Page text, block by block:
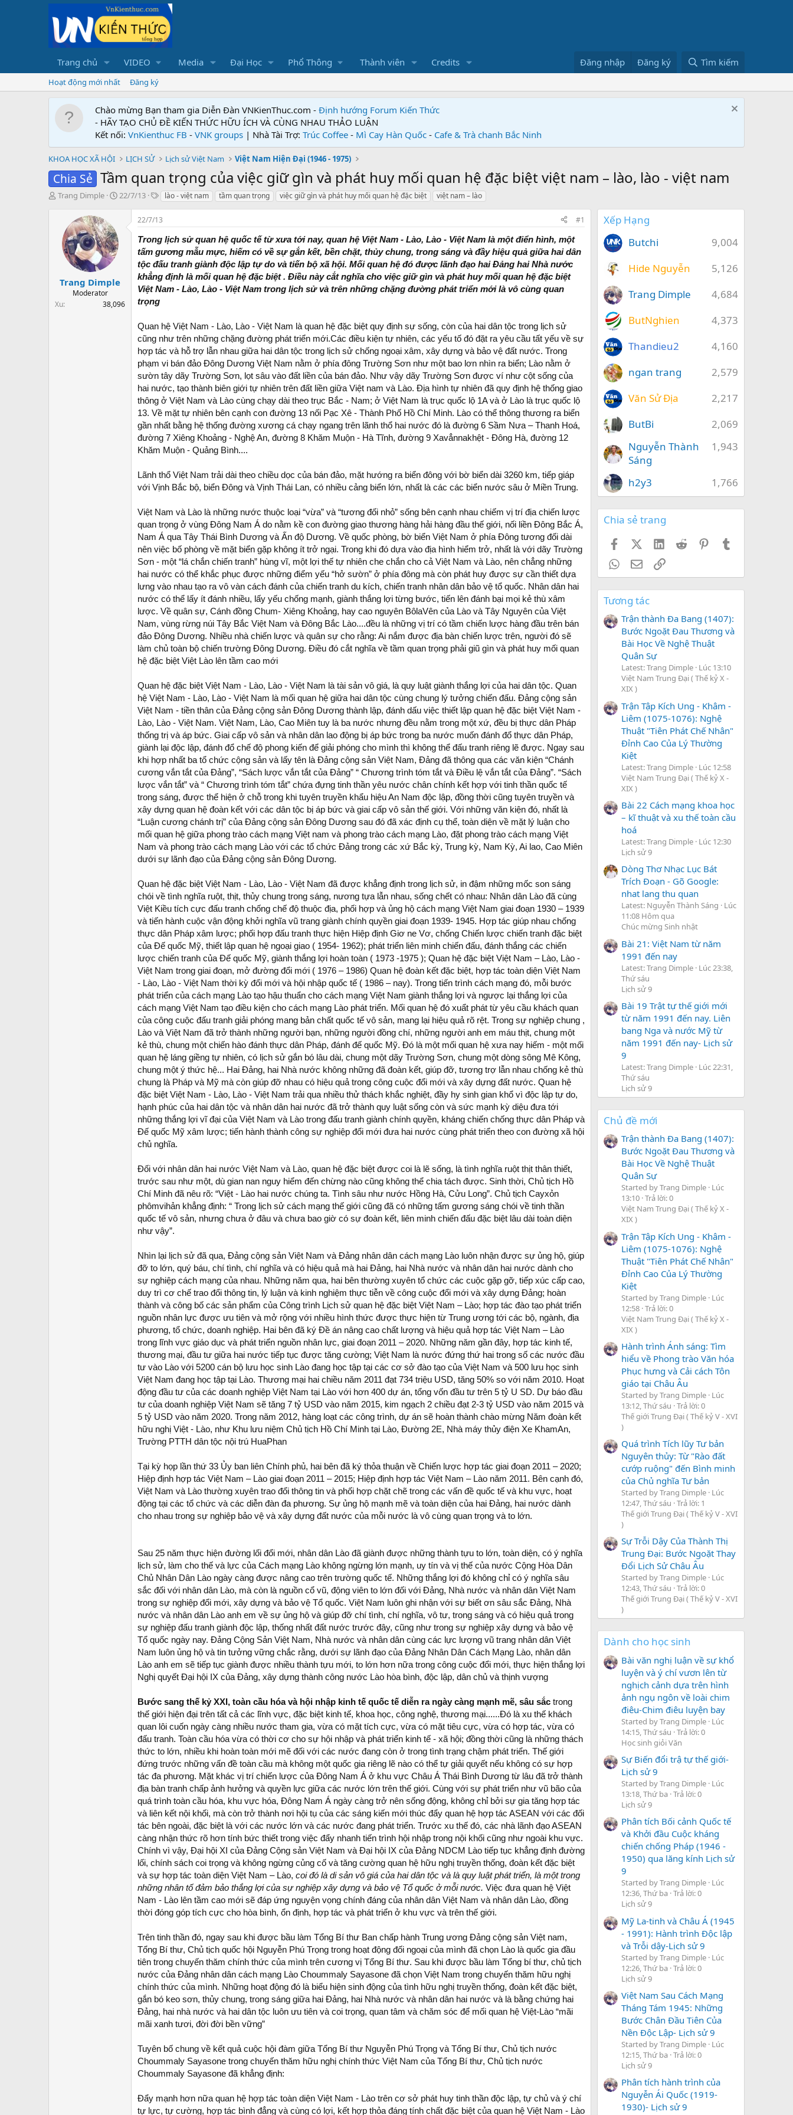
Trang chủ VIDEO Media Đại Học Phổ Thông Thành viên Credits Đăng nhập Đăng ký Tìm kiếm
Hoạt động mới nhất Đăng ký
Chào mừng Bạn tham gia Diễn Đàn VNKienThuc.com - Định hướng Forum Kiến Thức
- HÃY TẠO CHỦ ĐỀ KIẾN THỨC HỮU ÍCH VÀ CÙNG NHAU THẢO LUẬN
Kết nối: VnKienthuc FB - VNK groups | Nhà Tài Trợ: Trúc Coffee - Mì Cay Hàn Quốc - Cafe & Trà chanh Bắc Ninh
KHOA HỌC XÃ HỘI LỊCH SỬ Lịch sử Việt Nam Việt Nam Hiện Đại (1946 - 1975)
Chia Sẻ Tầm quan trọng của việc giữ gìn và phát huy mối quan hệ đặc biệt việt nam – lào, lào - việt nam
T
a
t
Trang Dimple
N
22/7/13
T
k
h
ó
a
lào - việt nam tầm quan trọng việc giữ gìn và phát huy mối quan hệ đặc biệt việt nam – lào
Trang Dimple
Moderator
Xu
38,096
22/7/13
#1
Trong lịch sử quan hệ quốc tế từ xưa tới nay, quan hệ Việt Nam - Lào, Lào - Việt Nam là một điển hình, một
tấm gương mẫu mực, hiếm có về sự gắn kết, bền chặt, thủy chung, trong sáng và đầy hiệu quả giữa hai dân
tộc đấu tranh giành độc lập tự do và tiến bộ xã hội. Mối quan hệ đó được lãnh đạo hai Đảng hai Nhà nước
khẳng định là mối quan hệ đặc biệt . Điều này cắt nghĩa cho việc giữ gìn và phát huy mối quan hệ đặc biệt
Việt Nam - Lào, Lào - Việt Nam trong lịch sử và trên những chặng đường phát triển mới là vô cùng quan
trọng
Quan hệ Việt Nam - Lào, Lào - Việt Nam là quan hệ đặc biệt quy định sự sống, còn của hai dân tộc trong lịch sử
cũng như trên những chặng đường phát triển mới.Các điều kiện tự nhiên, các yếu tố đó đặt ra yêu cầu tất yếu về sự
hợp tác và hỗ trợ lẫn nhau giữa hai dân tộc trong lịch sử chống ngoại xâm, xây dựng và bảo vệ đất nước. Trong
phạm vi bán đảo Đông Dương Việt Nam nằm ở phía đông Trường Sơn như một bao lơn nhìn ra biển; Lào nằm ở
sườn tây dãy Trường Sơn, lọt sâu vào đất liền của bán đảo. Như vậy dãy Trường Sơn được ví như cột sống của
hai nước, tạo thành biên giới tự nhiên trên đất liền giữa Việt nam và Lào. Địa hình tự nhiên đã quy định hệ thống giao
thông ở Việt Nam và Lào cùng chạy dài theo trục Bắc - Nam; ở Việt Nam là trục quốc lộ 1A và ở Lào là trục quốc lộ
13. Về mặt tự nhiên bên cạnh con đường 13 nối Pạc Xê - Thành Phố Hồ Chí Minh. Lào có thể thông thương ra biển
gần nhất bằng hệ thống đường xương cá chạy ngang trên lãnh thổ hai nước đó là đường 6 Sầm Nưa – Thanh Hoá,
đường 7 Xiêng Khoảng - Nghệ An, đường 8 Khăm Muộn - Hà Tĩnh, đường 9 Xavẳnnakhệt - Đông Hà, đường 12
Khăm Muộn - Quảng Bình....
Lãnh thổ Việt Nam trải dài theo chiều dọc của bán đảo, mặt hướng ra biển đông với bờ biển dài 3260 km, tiếp giáp
với Vịnh Bắc bộ, biển Đông và Vịnh Thái Lan, có nhiều cảng biển lớn, nhất là các các biển nước sâu ở Miền Trung.
Việt Nam và Lào là những nước thuộc loại “vừa” và “tương đối nhỏ” sống bên cạnh nhau chiếm vị trí địa chiến lược
quan trọng ở vùng Đông Nam Á do nằm kề con đường giao thương hàng hải hàng đầu thế giới, nối liền Đông Bắc Á,
Nam Á qua Tây Thái Bình Dương và Ấn độ Dương. Về quốc phòng, bờ biển Việt Nam ở phía Đông tương đối dài
nên việc bố phòng về mặt biển gặp không ít trở ngại. Trong khi đó dựa vào địa hình hiểm trở, nhất là với dãy Trường
Sơn - một “lá chắn chiến tranh” hùng vĩ, một lợi thế tự nhiên che chắn cho cả Việt Nam và Lào, nên chẳng những
hai nước có thể khắc phục được những điểm yếu “hở sườn” ở phía đông mà còn phát huy được sự cần thiết dựa
lưng vào nhau tạo ra vô vàn cách đánh của chiến tranh du kích, chiến tranh nhân dân bảo vệ tổ quốc. Nhân dân hai
nước có thể lấy ít đánh nhiều, lấy yếu chống mạnh, giành thắng lợi từng bước, tiến lên đánh bại mọi kẻ thù xâm
lược. Về quân sự, Cánh đồng Chum- Xiêng Khoảng, hay cao nguyên BôlaVên của Lào và Tây Nguyên của Việt
Nam, vùng rừng núi Tây Bắc Việt Nam và Đông Bắc Lào....đều là những vị trí có tầm chiến lược hàng đầu trên bán
đảo Đông Dương. Nhiều nhà chiến lược và quân sự cho rằng: Ai nắm được địa bàn chiến lược trên, người đó sẽ
làm chủ toàn bộ chiến trường Đông Dương. Điều đó cắt nghĩa về tầm quan trọng phải giũ gìn và phát huy mối quan
hệ đặc biệt Việt Lào lên tầm cao mới
Quan hệ đặc biệt Việt Nam - Lào, Lào - Việt Nam là tài sản vô giá, là quy luật giành thắng lợi của hai dân tộc. Quan
hệ Việt Nam - Lào, Lào - Việt Nam là mối quan hệ giữa hai dân tộc cùng chung lý tưởng chiến đấu. Đảng cộng sản
Việt Nam - tiền thân của Đảng cộng sản Đông Dương thành lập, đánh dấu việc thiết lập quan hệ đặc biệt Việt Nam -
Lào, Lào - Việt Nam. Việt Nam, Lào, Cao Miên tuy là ba nước nhưng đều nằm trong một xứ, đều bị thực dân Pháp
thống trị và áp bức. Giai cấp vô sản và nhân dân lao động bị áp bức trong ba nước muốn đánh đổ thực dân Pháp,
giành lại độc lập, đánh đổ chế độ phong kiến để giải phóng cho mình thì không thể đấu tranh riêng lẽ được. Ngay sau
khi hợp nhất ba tổ chức cộng sản và lấy tên là Đảng cộng sản Việt Nam, Đảng đã thông qua các văn kiện “Chánh
cương vắn tắt của Đảng”, “Sách lược vắn tắt của Đảng” “ Chương trình tóm tắt và Điều lệ vắn tắt của Đảng”. “Sách
lược vắn tắt” và “ Chương trình tóm tắt” chứa đựng tinh thần yêu nước chân chính kết hợp với tinh thần quốc tế
trong sáng, được thể hiện ở chỗ trong khi tuyên truyền khẩu hiệu An Nam độc lập, đồng thời cũng tuyên truyền và
xây dựng quan hệ đoàn kết với các dân tộc bị áp bức và giai cấp vô sản thế giới. Với những văn kiện đó, nhất là
“Luận cương chánh trị” của Đảng cộng sản Đông Dương sau đó đã xác định cụ thể, toàn diện về mặt lý luận cho
mối quan hệ giữa phong trào cách mạng Việt nam và phong trào cách mạng Lào, đặt phong trào cách mạng Việt
Nam và phong trào cách mạng Lào với các tổ chức Đảng trong các xứ Bắc kỳ, Trung kỳ, Nam Kỳ, Ai lao, Cao Miên
dưới sự lãnh đạo của Đảng cộng sản Đông Dương.
Quan hệ đặc biệt Việt Nam - Lào, Lào - Việt Nam đã được khẳng định trong lịch sử, in đậm những mốc son sáng
chói về tình nghĩa ruột, thịt, thủy chung trong sáng, nương tựa lẫn nhau, sống chết có nhau: Nhân dân Lào đã cùng
Việt Kiều tích cực đấu tranh chống chế độ thuộc địa, phối hợp và ủng hộ cách mạng Việt Nam giai đoạn 1930 – 1939
và tiến hành cuộc vận động khởi nghĩa vũ trang giành chính quyền giai đoạn 1939- 1945. Hợp tác giúp nhau chống
thực dân Pháp xâm lược; phối hợp đấu tranh thực hiện Hiệp định Giơ ne Vơ, chống Chiến lược chiến tranh đặc biệt
của Đế quốc Mỹ, thiết lập quan hệ ngoại giao ( 1954- 1962); phát triển liên minh chiến đấu, đánh thắng các chiến
lược chiến tranh của Đế quốc Mỹ, giành thắng lợi hoàn toàn ( 1973 -1975 ); Quan hệ đặc biệt Việt Nam – Lào, Lào -
Việt Nam trong giai đoạn, mở đường đổi mới ( 1976 – 1986) Quan hệ đoàn kết đặc biệt, hợp tác toàn diện Việt Nam
- Lào, Lào - Việt Nam thời kỳ đổi mới và hội nhập quốc tế ( 1986 – nay). Trong tiến trình cách mạng đó, mỗi bước
phát triển của cách mạng Lào tạo hậu thuẩn cho cách mạng Việt Nam giành thắng lợi và ngược lại thắng lợi của
cách mạng Việt Nam tạo điều kiện cho cách mạng Lào phát triển. Mối quan hệ đó xuẩt phát từ yêu cầu khách quan
của công cuộc đấu tranh giải phóng mang bản chất quốc tế vô sản, mang lại hiệu quả rõ rệt. Trong sự nghiệp chung ,
Lào và Việt Nam đã trở thành những người bạn, những người đồng chí, những người anh em máu thịt, chung một
kẻ thù, chung một chiến hào đánh thực dân Pháp, đánh đế quốc Mỹ. Đó là một mối quan hệ xưa nay hiếm - một mối
quan hệ láng giềng tự nhiên, có lịch sử gắn bó lâu dài, chung một dãy Trường Sơn, chung một dòng sông Mê Kông,
chung một ý thức hệ... Hai Đảng, hai Nhà nước không những đã đoàn kết, giúp đỡ, tương trợ lẫn nhau chống kẻ thù
chung là Pháp và Mỹ mà còn giúp đỡ nhau có hiệu quả trong công cuộc đổi mới và xây dựng đất nước. Quan hệ
đặc biệt Việt Nam - Lào, Lào - Việt Nam trải qua nhiều thử thách khắc nghiệt, đầy hy sinh gian khổ vì độc lập tự do,
hạnh phúc của hai dân tộc và nhân dân hai nước đã trở thành quy luật sống còn và sức mạnh kỳ diệu đưa tới
những thắng lợi vĩ đại của Việt Nam và Lào trong đấu tranh giành chính quyền, kháng chiến chống thực dân Pháp và
Đế quốc Mỹ xâm lược; tiến hành thành công sự nghiệp đổi mới đưa hai nước cùng phát triển theo con đường xã hội
chủ nghĩa.
Đối với nhân dân hai nước Việt Nam và Lào, quan hệ đặc biệt được coi là lẽ sống, là tình nghĩa ruột thịt thân thiết,
trước sau như một, dù gian nan nguy hiểm đến chừng nào cũng không thể chia tách được. Sinh thời, Chủ tịch Hồ
Chí Minh đã nêu rõ: “Việt - Lào hai nước chúng ta. Tình sâu như nước Hồng Hà, Cửu Long”. Chủ tịch Cayxỏn
phômvihản khẳng định: “ Trong lịch sử cách mạng thế giới cũng đã có những tấm gương sáng chói về tinh thần
quốc tế vô sản, nhưng chưa ở đâu và chưa bao giờ có sự đoàn kết, liên minh chiến đấu đặc biệt lâu dài toàn diện
như vậy”.
Nhìn lại lịch sử đã qua, Đảng cộng sản Việt Nam và Đảng nhân dân cách mạng Lào luôn nhận được sự ủng hộ, giúp
đỡ to lớn, quý báu, chí tình, chí nghĩa và có hiệu quả mà hai Đảng, hai Nhà nước và nhân dân hai nước dành cho
sự nghiệp cách mạng của nhau. Những năm qua, hai bên thường xuyên tổ chức các cuộc gặp gỡ, tiếp xúc cấp cao,
duy trì cơ chế trao đổi thông tin, lý luận và kinh nghiệm thực tiễn về công cuộc đổi mới và xây dựng Đảng; hoàn
thành và công bố các sản phẩm của Công trình Lịch sử quan hệ đặc biệt Việt Nam – Lào; hợp tác đào tạo phát triển
nguồn nhân lực được ưu tiên và mở rộng với nhiều hình thức được thực hiện từ Trung ương tới các bộ, ngành, địa
phương, tổ chức, doanh nghiệp. Hai bên đã ký Đề án nâng cao chất lượng và hiệu quả hợp tác Việt Nam – Lào
trong lĩnh vực giáo dục và phát triển nguồn nhân lực, giai đoạn 2011 – 2020. Những năm gần đây, hợp tác kinh tế,
thương mại, đầu tư giữa hai nước tiếp tục được tăng cường; Việt Nam là nước đứng thứ hai trong số các nước đầu
tư vào Lào với 5200 cán bộ lưu học sinh Lào đang học tập tại các cơ sở đào tạo của Việt Nam và 500 lưu học sinh
Việt Nam đang học tập tại Lào. Thương mại hai chiều năm 2011 đạt 734 triệu USD, tăng 50% so với năm 2010. Hoạt
động đầu tư của các doanh nghiệp Việt Nam tại Lào với hơn 400 dự án, tổng vốn đầu tư trên 5 tỷ U SD. Dự báo đầu
tư của doanh nghiệp Việt Nam sẽ tăng 7 tỷ USD vào năm 2015, kim ngạch 2 chiều đạt 2-3 tỷ USD vào năm 2015 và
5 tỷ USD vào năm 2020. Trong năm 2012, hàng loạt các công trình, dự án sẽ hoàn thành chào mừng Năm đoàn kết
hữu nghị Việt - Lào, như Khu lưu niệm Chủ tịch Hồ Chí Minh tại Lào, Đường 2E, Nhà máy thủy điện Xe KhamAn,
Trường PTTH dân tộc nội trú HuaPhan
Tại kỳ họp lần thứ 33 Ủy ban liên Chính phủ, hai bên đã ký thỏa thuận về Chiến lược hợp tác giai đoạn 2011 – 2020;
Hiệp định hợp tác Việt Nam – Lào giai đoạn 2011 – 2015; Hiệp định hợp tác Việt Nam – Lào năm 2011. Bên cạnh đó,
Việt Nam và Lào thường xuyên trao đổi thông tin và phối hợp chặt chẽ trong các vấn đề quốc tế và khu vực, hoạt
động tại các tổ chức và các diễn đàn đa phương. Sự ủng hộ mạnh mẽ và toàn diện của hai Đảng, hai nước dành
cho nhau trong sự nghiệp bảo vệ và xây dựng đất nước của mỗi nước là vô cùng quan trọng và to lớn.
Sau 25 năm thực hiện đường lối đổi mới, nhân dân Lào đã giành được những thành tựu to lớn, toàn diện, có ý nghĩa
lịch sử, làm cho thế và lực của Cách mạng Lào không ngừng lớn mạnh, uy tín và vị thế của nước Cộng Hòa Dân
Chủ Nhân Dân Lào ngày càng được nâng cao trên trường quốc tế. Những thắng lợi đó không chỉ có ý nghĩa sâu
sắc đối với nhân dân Lào, mà còn là nguồn cổ vũ, động viên to lớn đối với Đảng, Nhà nước và nhân dân Việt Nam
trong sự nghiệp đổi mới, xây dựng và bảo vệ Tổ quốc. Việt Nam luôn ghi nhận với sự biết ơn sâu sắc Đảng, Nhà
nước và nhân dân Lào anh em về sự ủng hộ và giúp đỡ chí tình, chí nghĩa, vô tư, trong sáng và có hiệu quả trong
sự nghiệp đấu tranh giành độc lập, thống nhất đất nước trước đây, cũng như trong sự nghiệp xây dựng và bảo vệ
Tổ quốc ngày nay. Đảng Cộng Sản Việt Nam, Nhà nước và nhân dân cùng các lực lượng vũ trang nhân dân Việt
Nam luôn ủng hộ và tin tưởng vững chắc rằng, dưới sự lãnh đạo của Đảng Nhân Dân Cách Mạng Lào, nhân dân
Lào anh em sẽ tiếp tục giành được nhiều thành tựu mới, to lớn hơn nữa trong công cuộc đổi mới, thực hiện thắng lợi
Nghị quyết Đại hội IX của Đảng, xây dựng thành công nước Lào hòa bình, độc lập, dân chủ và thịnh vượng
Bước sang thế kỷ XXI, toàn cầu hóa và hội nhập kinh tế quốc tế diễn ra ngày càng mạnh mẽ, sâu sắc trong
thế giới hiện đại trên tất cả các lĩnh vực, đặc biệt kinh tế, khoa học, công nghệ, thương mại......Đó là xu thế khách
quan lôi cuốn ngày càng nhiều nước tham gia, vừa có mặt tích cực, vừa có mặt tiêu cực, vừa có hợp tác, vừa có
đấu tranh. Toàn cầu hóa vừa có thời cơ cho sự hội nhập và phát triển kinh tế - xã hội; đồng thời cũng là những thách
thức to lớn, nhiều khi hoàn toàn mới mẽ đối với các nước đang còn ở trong tình trạng chậm phát triển. Thế giới
đứng trước những vấn đề toàn cầu mà không một quốc gia riêng lẽ nào có thể tự giải quyết nếu không có sự hợp
tác đa phương. Mặt khác vị trí chiến lược của Đông Nam Á ở khu vực Châu Á Thái Bình Dương từ lâu đã trở thành
địa bàn tranh chấp ảnh hưởng và quyền lực giữa các nước lớn trên thế giới. Cùng với sự phát triển như vũ bão của
quá trình toàn cầu hóa, khu vực hóa, Đông Nam Á ngày càng trở nên sống động, không chỉ bởi sự gia tăng hợp tác
và liên kết nội khối, mà còn trở thành nơi hội tụ của các sáng kiến mới thúc đẩy quan hệ hợp tác ASEAN với các đối
tác bên ngoài, đặc biệt là với các nước lớn và các nước đang phát triển. Trước xu thế đó, các nhà lãnh đạo ASEAN
càng nhận thức rõ hơn tính bức thiết trong việc đẩy nhanh tiến trình hội nhập trong nội khối cũng như ngoài khu vực.
Chính vì vậy, Đại hội XI của Đảng Cộng sản Việt Nam và Đại hội IX của Đảng NDCM Lào tiếp tục khẳng định đường
lối, chính sách coi trọng và không ngừng củng cố và tăng cường quan hệ hữu nghị truyền thống, đoàn kết đặc biệt
và sự hợp tác toàn diện Việt Nam – Lào, coi đó là di sản vô giá của hai dân tộc và là quy luật phát triển, là một trong
những nhân tố đảm bảo thắng lợi của sự nghiệp xây dựng và bảo vệ Tổ quốc ở mỗi nước. Việc đưa quan hệ Việt
Nam - Lào lên tầm cao mới sẽ đáp ứng nguyện vọng chính đáng của nhân dân Việt Nam và nhân dân Lào, đồng
thời đóng góp tích cực cho hòa bình, ổn định, hợp tác và phát triển ở khu vực và trên thế giới.
Trên tinh thần đó, ngay sau khi được bầu làm Tổng Bí thư Ban chấp hành Trung ương Đảng cộng sản Việt nam,
Tổng Bí thư, Chủ tịch quốc hội Nguyễn Phú Trọng trong hoạt động đối ngoại của mình đã chọn Lào là quốc gia đầu
tiên trong chuyến thăm chính thức của mình trên cương vị Tổng Bí thư. Sau khi được bầu làm Tổng bí thư, chủ tịch
nước của Đảng nhân dân cách mạng Lào Choummaly Sayasone đã chọn Việt Nam trong chuyến thăm hữu nghị
chính thức của mình. Những hoạt động đó là biểu hiện sinh động của tình hữu nghị truyền thống, đoàn kết đặc biệt,
gắn bó keo sơn, thủy chung, trong sáng giữa hai Ðảng, hai Nhà nước và nhân dân hai nước và là bằng chứng hai
Đảng, hai nhà nước và hai dân tộc luôn ưu tiên và coi trọng, quan tâm và chăm sóc để mối quan hệ Việt-Lào “mãi
mãi xanh tươi, đời đời bền vững”
Tuyên bố chung về kết quả cuộc hội đàm giữa Tổng Bí thư Nguyễn Phú Trọng và Tổng Bí thư, Chủ tịch nước
Choummaly Sayasone trong chuyến thăm hữu nghị chính thức Việt Nam của Tổng Bí thư, Chủ tịch nước
Choummaly Sayasone đã khẳng định:
Đẩy mạnh hơn nữa quan hệ hợp tác toàn diện Việt Nam - Lào trên cơ sở phát huy tinh thần độc lập, tự chủ và ý chí
tự lực, tự cường, hợp tác bình đẳng và cùng có lợi, kết hợp thỏa đáng tính chất đặc biệt của quan hệ Việt Nam - Lào
Xếp Hạng
9,004
Butchi
5,126
Hide Nguyễn
4,684
Trang Dimple
4,373
ButNghien
4,160
Thandieu2
2,579
ngan trang
2,217
Văn Sử Địa
2,069
ButBi
1,943
Nguyễn Thành
Sáng
1,766
h2y3
Chia sẻ trang
FacebookX (Twitter)
LinkedIn
Reddit Pinterest
WhatsApp
EmailLink
Tương tác
Trận thành Đa Bang (1407):
Bước Ngoặt Đau Thương và
Bài Học Về Nghệ Thuật
Quân Sự
Latest: Trang Dimple Lúc 13:10
Việt Nam Trung Đại ( Thế kỷ X -
XIX )
Trận Tập Kích Ung - Khâm -
Liêm (1075-1076): Nghệ
Thuật "Tiên Phát Chế Nhân"
Đỉnh Cao Của Lý Thường
Kiệt
Latest: Trang Dimple Lúc 12:58
Việt Nam Trung Đại ( Thế kỷ X -
XIX )
Bài 22 Cách mạng khoa học
– kĩ thuật và xu thế toàn cầu
hoá
Latest: Trang Dimple Lúc 12:30
Lịch sử 9
Dòng Thơ Nhạc Lục Bát
Trích Đoạn - Gõ Google:
nhat lang thu quan
Latest: Nguyễn Thành Sáng
Lúc
11:08 Hôm qua
Chúc mừng Sinh nhật
Bài 21: Việt Nam từ năm
1991 đến nay
Latest: Trang Dimple Lúc 23:38,
Thứ sáu
Lịch sử 9
Bài 19 Trật tự thế giới mới
từ năm 1991 đến nay. Liên
bang Nga và nước Mỹ từ
năm 1991 đến nay- Lịch sử
9
Latest: Trang Dimple Lúc 22:31,
Thứ sáu
Lịch sử 9
Chủ đề mới
Trận thành Đa Bang (1407):
Bước Ngoặt Đau Thương và
Bài Học Về Nghệ Thuật
Quân Sự
Started by Trang Dimple Lúc
13:10 Trả lời: 0
Việt Nam Trung Đại ( Thế kỷ X -
XIX )
Trận Tập Kích Ung - Khâm -
Liêm (1075-1076): Nghệ
Thuật "Tiên Phát Chế Nhân"
Đỉnh Cao Của Lý Thường
Kiệt
Started by Trang Dimple Lúc
12:58 Trả lời: 0
Việt Nam Trung Đại ( Thế kỷ X -
XIX )
Hành trình Ánh sáng: Tìm
hiểu về Phong trào Văn hóa
Phục hưng và Cải cách Tôn
giáo tại Châu Âu
Started by Trang Dimple Lúc
13:12, Thứ sáu Trả lời: 0
Thế giới Trung Đại ( Thế kỷ V - XVI
)
Quá trình Tích lũy Tư bản
Nguyên thủy: Từ "Rào đất
cướp ruộng" đến Bình minh
của Chủ nghĩa Tư bản
Started by Trang Dimple Lúc
12:47, Thứ sáu Trả lời: 1
Thế giới Trung Đại ( Thế kỷ V - XVI
)
Sự Trỗi Dậy Của Thành Thị
Trung Đại: Bước Ngoặt Thay
Đổi Lịch Sử Châu Âu
Started by Trang Dimple Lúc
12:43, Thứ sáu Trả lời: 0
Thế giới Trung Đại ( Thế kỷ V - XVI
)
Dành cho học sinh
Bài văn nghị luận về sự khổ
luyện và ý chí vươn lên từ
nghịch cảnh dựa trên hình
ảnh ngụ ngôn về loài chim
điêu-Chim điêu luyện bay
Started by Trang Dimple Lúc
14:15, Thứ sáu Trả lời: 0
Học sinh giỏi Văn
Sự Biến đổi trậ tự thế giới-
Lịch sử 9
Started by Trang Dimple Lúc
13:18, Thứ ba Trả lời: 0
Lịch sử 9
Phân tích Bối cảnh Quốc tế
và Khởi đầu Cuộc kháng
chiến chống Pháp (1946 -
1950) qua lăng kính Lịch sử
9
Started by Trang Dimple Lúc
12:36, Thứ ba Trả lời: 0
Lịch sử 9
Mỹ La-tinh và Châu Á (1945
- 1991): Hành trình Độc lập
và Trỗi dậy-Lịch sử 9
Started by Trang Dimple Lúc
12:26, Thứ ba Trả lời: 0
Lịch sử 9
Việt Nam Sau Cách Mạng
Tháng Tám 1945: Những
Bước Chân Đầu Tiên Của
Nền Độc Lập- Lịch sử 9
Started by Trang Dimple Lúc
12:15, Thứ ba Trả lời: 0
Lịch sử 9
Phân tích hành trình của
Nguyễn Ái Quốc (1919-
1930)- Lịch sử 9